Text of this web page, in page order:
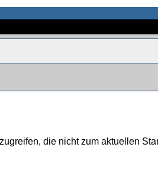
die nicht zum aktuellen